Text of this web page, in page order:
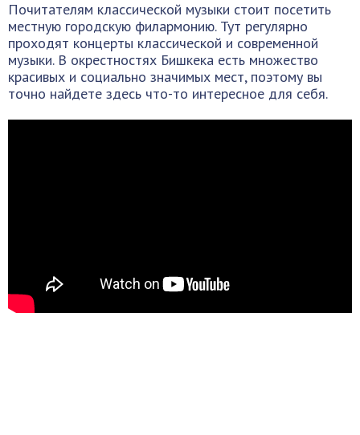
Почитателям классической музыки стоит посетить
местную городскую филармонию. Тут регулярно
проходят концерты классической и современной
музыки. В окрестностях Бишкека есть множество
красивых и социально значимых мест, поэтому вы
точно найдете здесь что-то интересное для себя.